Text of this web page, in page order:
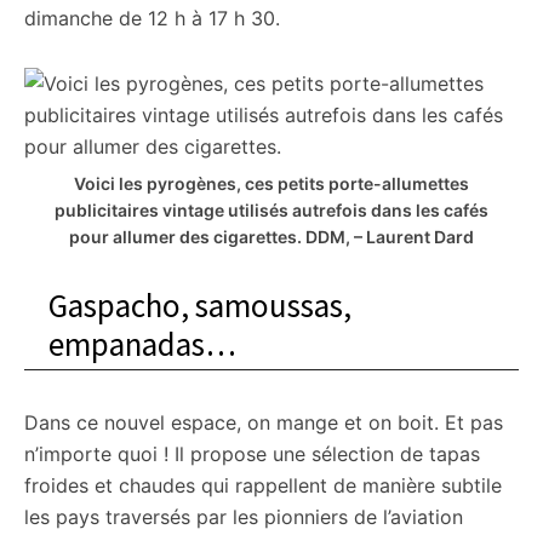
dimanche de 12 h à 17 h 30.
Voici les pyrogènes, ces petits porte-allumettes
publicitaires vintage utilisés autrefois dans les cafés
pour allumer des cigarettes. DDM, – Laurent Dard
Gaspacho, samoussas,
empanadas…
Dans ce nouvel espace, on mange et on boit. Et pas
n’importe quoi ! Il propose une sélection de tapas
froides et chaudes qui rappellent de manière subtile
les pays traversés par les pionniers de l’aviation